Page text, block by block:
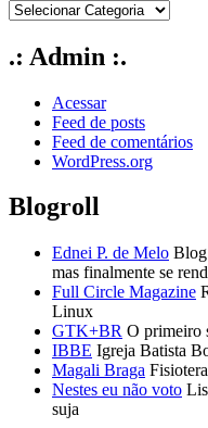
.: Admin :.
Acessar
Feed de posts
Feed de comentários
WordPress.org
Blogroll
Ednei P. de Melo Blog
mas finalmente se
Full Circle Magazine
Linux
GTK+BR O primeiro
IBBE Igreja Batista
Magali Braga
Nestes eu não voto
suja